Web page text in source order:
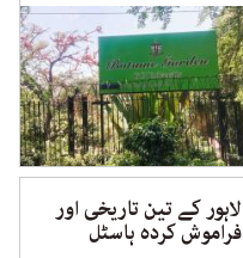
لاہور کے تین تاریخی اور
فراموش کردہ ہاسٹل